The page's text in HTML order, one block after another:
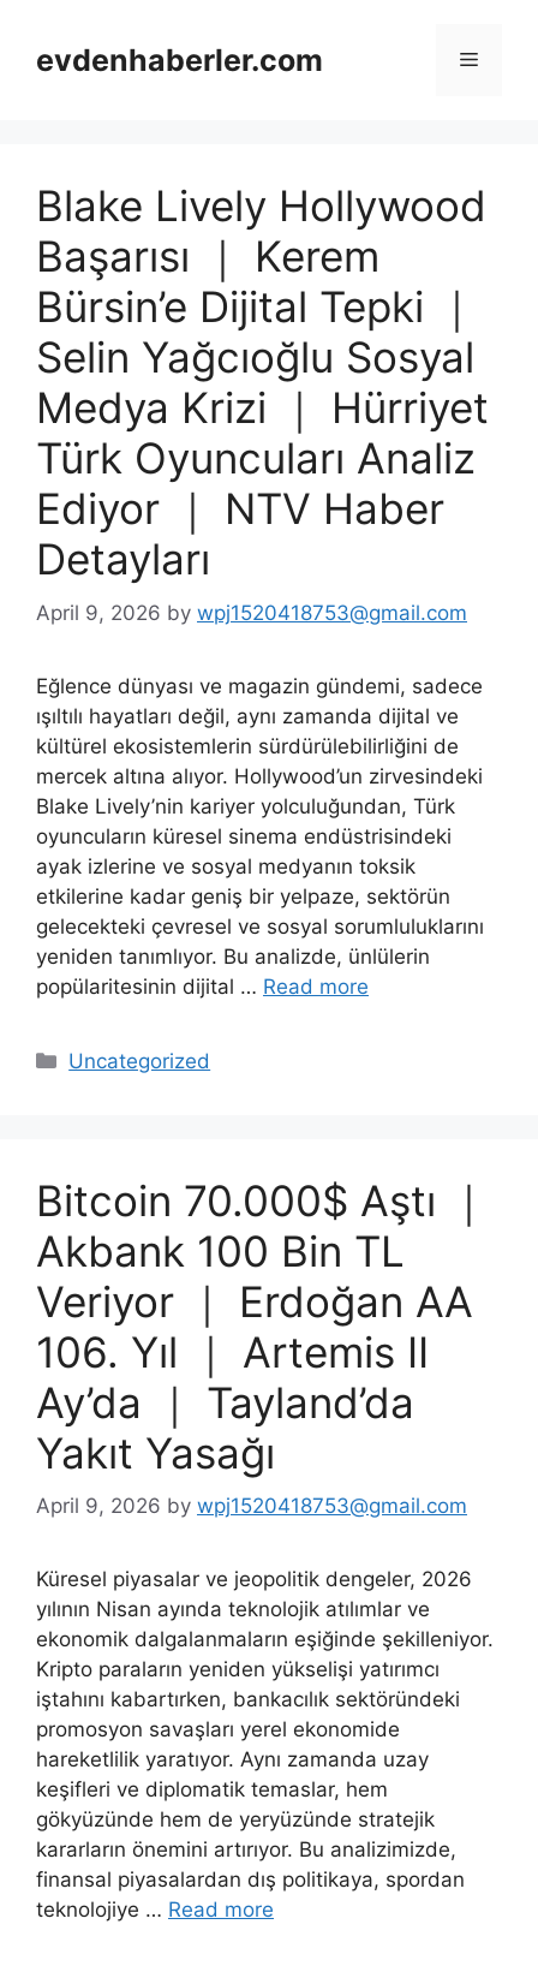
contentevdenhaberler.com Menu
Blake Lively Hollywood
Başarısı ｜ Kerem
Bürsin’e Dijital Tepki ｜
Selin Yağcıoğlu Sosyal
Medya Krizi ｜ Hürriyet
Türk Oyuncuları Analiz
Ediyor ｜ NTV Haber
Detayları
April 9, 2026 by wpj1520418753@gmail.com
Eğlence dünyası ve magazin gündemi, sadece
ışıltılı hayatları değil, aynı zamanda dijital ve
kültürel ekosistemlerin sürdürülebilirliğini de
mercek altına alıyor. Hollywood’un zirvesindeki
Blake Lively’nin kariyer yolculuğundan, Türk
oyuncuların küresel sinema endüstrisindeki
ayak izlerine ve sosyal medyanın toksik
etkilerine kadar geniş bir yelpaze, sektörün
gelecekteki çevresel ve sosyal sorumluluklarını
yeniden tanımlıyor. Bu analizde, ünlülerin
popülaritesinin dijital … Read more
Categories
Uncategorized
Bitcoin 70.000$ Aştı ｜
Akbank 100 Bin TL
Veriyor ｜ Erdoğan AA
106. Yıl ｜ Artemis II
Ay’da ｜ Tayland’da
Yakıt Yasağı
April 9, 2026 by wpj1520418753@gmail.com
Küresel piyasalar ve jeopolitik dengeler, 2026
yılının Nisan ayında teknolojik atılımlar ve
ekonomik dalgalanmaların eşiğinde şekilleniyor.
Kripto paraların yeniden yükselişi yatırımcı
iştahını kabartırken, bankacılık sektöründeki
promosyon savaşları yerel ekonomide
hareketlilik yaratıyor. Aynı zamanda uzay
keşifleri ve diplomatik temaslar, hem
gökyüzünde hem de yeryüzünde stratejik
kararların önemini artırıyor. Bu analizimizde,
finansal piyasalardan dış politikaya, spordan
teknolojiye … Read more